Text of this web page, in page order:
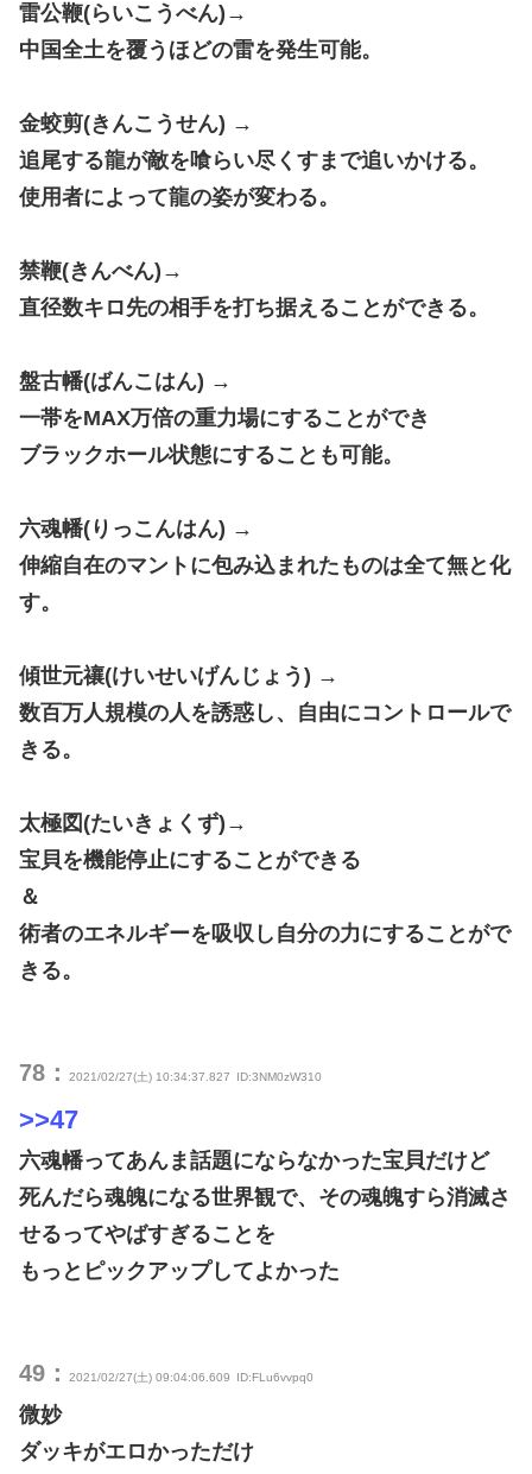
雷公鞭(らいこうべん)→
中国全土を覆うほどの雷を発生可能。
金蛟剪(きんこうせん) →
追尾する龍が敵を喰らい尽くすまで追いかける。
使用者によって龍の姿が変わる。
禁鞭(きんべん)→
直径数キロ先の相手を打ち据えることができる。
盤古幡(ばんこはん) →
一帯をMAX万倍の重力場にすることができ
ブラックホール状態にすることも可能。
六魂幡(りっこんはん) →
伸縮自在のマントに包み込まれたものは全て無と化
す。
傾世元禳(けいせいげんじょう) →
数百万人規模の人を誘惑し、自由にコントロールで
きる。
太極図(たいきょくず)→
宝貝を機能停止にすることができる
＆
術者のエネルギーを吸収し自分の力にすることがで
きる。
78： 2021/02/27(土) 10:34:37.827 ID:3NM0zW310
>>47
六魂幡ってあんま話題にならなかった宝貝だけど
死んだら魂魄になる世界観で、その魂魄すら消滅さ
せるってやばすぎることを
もっとピックアップしてよかった
49： 2021/02/27(土) 09:04:06.609 ID:FLu6vvpq0
微妙
ダッキがエロかっただけ